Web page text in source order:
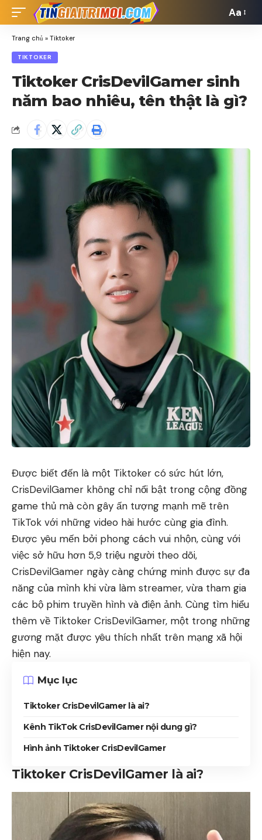
Font
Aa
Trang chủ » Tiktoker
TIKTOKER
Tiktoker CrisDevilGamer sinh
năm bao nhiêu, tên thật là gì?
Được biết đến là một Tiktoker có sức hút lớn,
CrisDevilGamer không chỉ nổi bật trong cộng đồng
game thủ mà còn gây ấn tượng mạnh mẽ trên
TikTok với những video hài hước cùng gia đình.
Được yêu mến bởi phong cách vui nhộn, cùng với
việc sở hữu hơn 5,9 triệu người theo dõi,
CrisDevilGamer ngày càng chứng minh được sự đa
năng của mình khi vừa làm streamer, vừa tham gia
các bộ phim truyền hình và điện ảnh. Cùng tìm hiểu
thêm về Tiktoker CrisDevilGamer, một trong những
gương mặt được yêu thích nhất trên mạng xã hội
hiện nay.
Mục lục
Tiktoker CrisDevilGamer là ai?
Kênh TikTok CrisDevilGamer nội dung gì?
Hình ảnh Tiktoker CrisDevilGamer
Tiktoker CrisDevilGamer là ai?